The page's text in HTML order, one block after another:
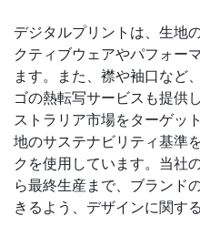
デジタルプリントは、生地
クティブウェアやパフォー
ます。また、襟や袖口など
ゴの熱転写サービスも提供
ストラリア市場をターゲッ
地のサステナビリティ基準
クを使用しています。当社
ら最終生産まで、ブランド
きるよう、デザインに関す